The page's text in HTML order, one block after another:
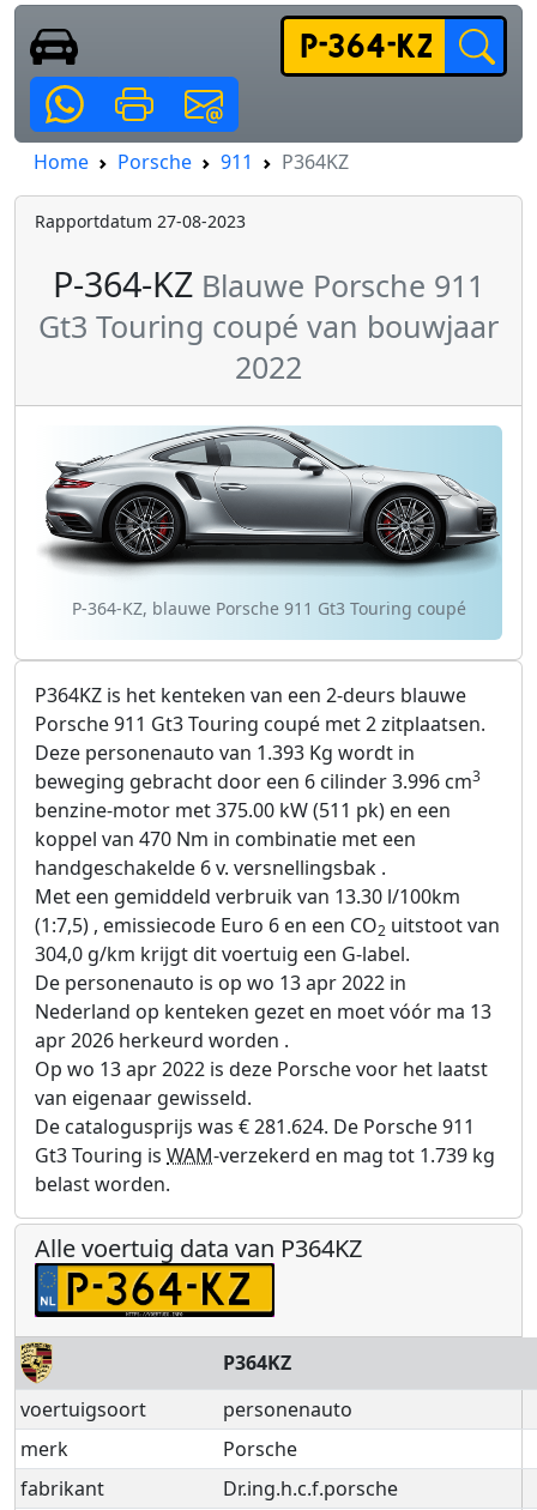
Home Porsche 911 P364KZ
Rapportdatum 27-08-2023
P-364-KZ Blauwe Porsche 911
Gt3 Touring coupé van bouwjaar
2022
P-364-KZ, blauwe Porsche 911 Gt3 Touring coupé
P364KZ is het kenteken van een 2-deurs blauwe
Porsche 911 Gt3 Touring coupé met 2 zitplaatsen.
Deze personenauto van 1.393 Kg wordt in
beweging gebracht door een 6 cilinder 3.996 cm3
benzine-motor met 375.00 kW (511 pk) en een
koppel van 470 Nm in combinatie met een
handgeschakelde 6 v. versnellingsbak .
Met een gemiddeld verbruik van 13.30 l/100km
(1:7,5) , emissiecode Euro 6 en een CO2 uitstoot van
304,0 g/km krijgt dit voertuig een G-label.
De personenauto is op wo 13 apr 2022 in
Nederland op kenteken gezet en moet vóór ma 13
apr 2026 herkeurd worden .
Op wo 13 apr 2022 is deze Porsche voor het laatst
van eigenaar gewisseld.
De catalogusprijs was € 281.624. De Porsche 911
Gt3 Touring is WAM-verzekerd en mag tot 1.739 kg
belast worden.
Alle voertuig data van P364KZ
P364KZ
voertuigsoort
personenauto
merk
Porsche
fabrikant
Dr.ing.h.c.f.porsche